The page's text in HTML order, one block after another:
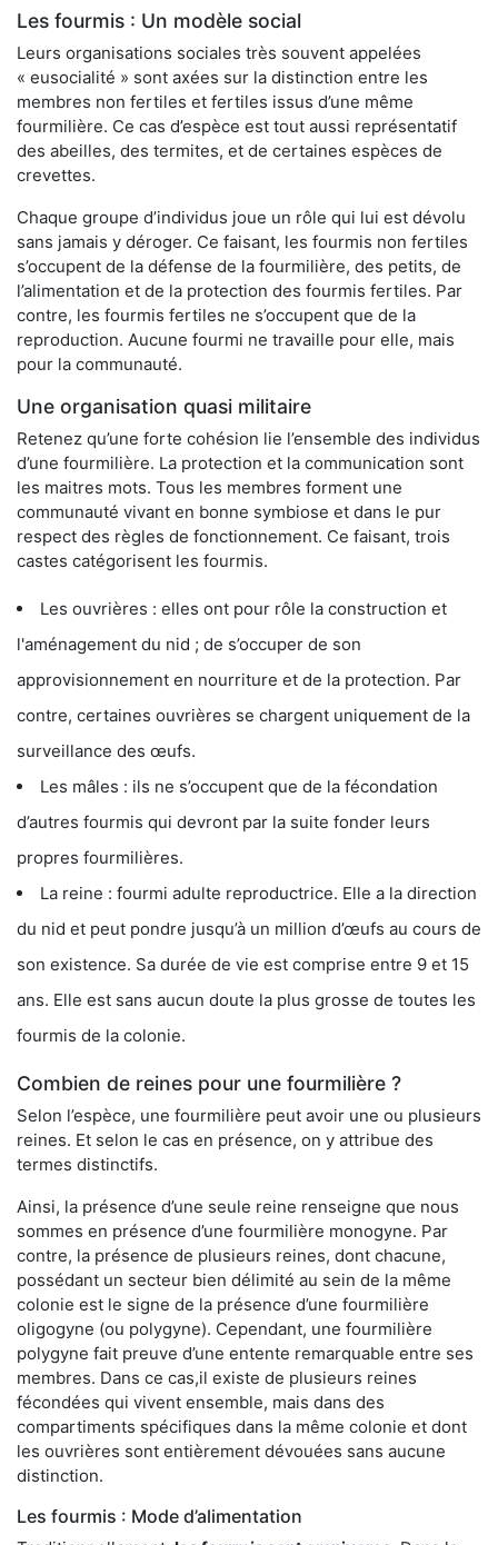
Les fourmis : Un modèle social
Leurs organisations sociales très souvent appelées
« eusocialité » sont axées sur la distinction entre les
membres non fertiles et fertiles issus d’une même
fourmilière. Ce cas d’espèce est tout aussi représentatif
des abeilles, des termites, et de certaines espèces de
crevettes.
Chaque groupe d’individus joue un rôle qui lui est dévolu
sans jamais y déroger. Ce faisant, les fourmis non fertiles
s’occupent de la défense de la fourmilière, des petits, de
l’alimentation et de la protection des fourmis fertiles. Par
contre, les fourmis fertiles ne s’occupent que de la
reproduction. Aucune fourmi ne travaille pour elle, mais
pour la communauté.
Une organisation quasi militaire
Retenez qu’une forte cohésion lie l’ensemble des individus
d’une fourmilière. La protection et la communication sont
les maitres mots. Tous les membres forment une
communauté vivant en bonne symbiose et dans le pur
respect des règles de fonctionnement. Ce faisant, trois
castes catégorisent les fourmis.
Les ouvrières : elles ont pour rôle la construction et
l'aménagement du nid ; de s’occuper de son
approvisionnement en nourriture et de la protection. Par
contre, certaines ouvrières se chargent uniquement de la
surveillance des œufs.
Les mâles : ils ne s’occupent que de la fécondation
d’autres fourmis qui devront par la suite fonder leurs
propres fourmilières.
La reine : fourmi adulte reproductrice. Elle a la direction
du nid et peut pondre jusqu’à un million d’œufs au cours de
son existence. Sa durée de vie est comprise entre 9 et 15
ans. Elle est sans aucun doute la plus grosse de toutes les
fourmis de la colonie.
Combien de reines pour une fourmilière ?
Selon l’espèce, une fourmilière peut avoir une ou plusieurs
reines. Et selon le cas en présence, on y attribue des
termes distinctifs.
Ainsi, la présence d’une seule reine renseigne que nous
sommes en présence d’une fourmilière monogyne. Par
contre, la présence de plusieurs reines, dont chacune,
possédant un secteur bien délimité au sein de la même
colonie est le signe de la présence d’une fourmilière
oligogyne (ou polygyne). Cependant, une fourmilière
polygyne fait preuve d’une entente remarquable entre ses
membres. Dans ce cas,il existe de plusieurs reines
fécondées qui vivent ensemble, mais dans des
compartiments spécifiques dans la même colonie et dont
les ouvrières sont entièrement dévouées sans aucune
distinction.
Les fourmis : Mode d’alimentation